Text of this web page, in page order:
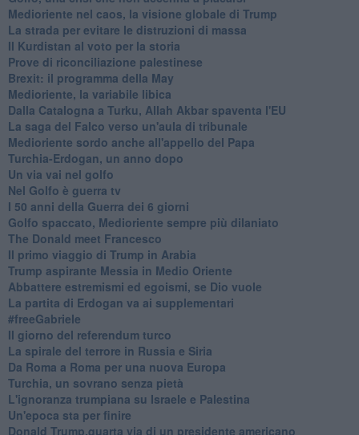
Medioriente nel caos, la visione globale di Trump
La strada per evitare le distruzioni di massa
Il Kurdistan al voto per la storia
Prove di riconciliazione palestinese
Brexit: il programma della May
Medioriente, la variabile libica
Dalla Catalogna a Turku, Allah Akbar spaventa l'EU
La saga del Falco verso un'aula di tribunale
Medioriente sordo anche all'appello del Papa
Turchia-Erdogan, un anno dopo
Un via vai nel golfo
Nel Golfo è guerra tv
I 50 anni della Guerra dei 6 giorni
Golfo spaccato, Medioriente sempre più dilaniato
The Donald meet Francesco
Il primo viaggio di Trump in Arabia
Trump aspirante Messia in Medio Oriente
Abbattere estremismi ed egoismi, se Dio vuole
La partita di Erdogan va ai supplementari
#freeGabriele
Il giorno del referendum turco
La spirale del terrore in Russia e Siria
Da Roma a Roma per una nuova Europa
Turchia, un sovrano senza pietà
L'ignoranza trumpiana su Israele e Palestina
Un'epoca sta per finire
Donald Trump,quarta via di un presidente americano